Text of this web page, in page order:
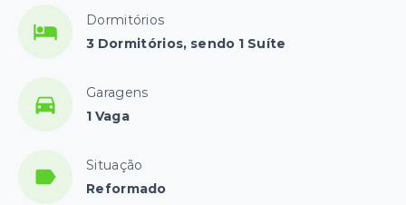
Dormitórios
3 Dormitórios, sendo 1 Suíte
Garagens
1 Vaga
Situação
Reformado